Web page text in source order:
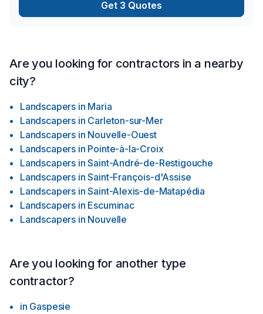
Get 3 Quotes
Are you looking for contractors in a nearby
city?
Landscapers in Maria
Landscapers in Carleton-sur-Mer
Landscapers in Nouvelle-Ouest
Landscapers in Pointe-à-la-Croix
Landscapers in Saint-André-de-Restigouche
Landscapers in Saint-François-d'Assise
Landscapers in Saint-Alexis-de-Matapédia
Landscapers in Escuminac
Landscapers in Nouvelle
Are you looking for another type
contractor?
in Gaspesie